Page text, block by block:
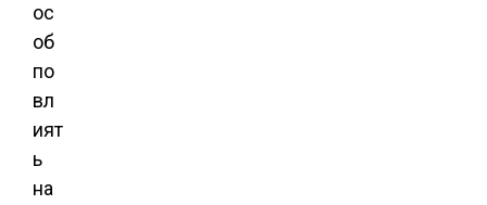
ос
об
по
вл
ият
ь
на